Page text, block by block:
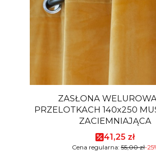
ZASŁONA
PRZELOTKACH 140x250
ZACIEMNIAJĄCA
Cena
41,25 zł
Cena regularna: 55,00 zł-